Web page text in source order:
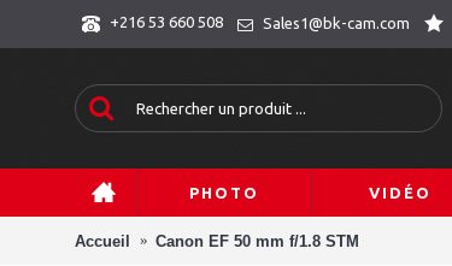
+216 53 660 508 Sales1@bk-cam.com
PHOTO VIDÉO
Accueil Canon EF 50 mm f/1.8 STM